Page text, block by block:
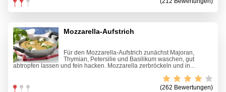
Mozzarella-Aufstrich
Für den Mozzarella-Aufstrich zunächst Majoran,
Thymian, Petersilie und Basilikum waschen, gut
abtropfen lassen und fein hacken. Mozzarella zerbröckeln und in...
(262 Bewertungen)